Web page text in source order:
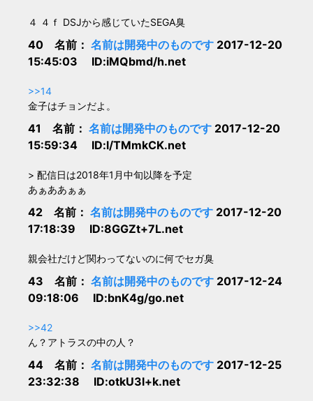
４ ４ｆ DSJから感じていたSEGA臭
40 名前： 名前は開発中のものです 2017-12-20
15:45:03 ID:iMQbmd/h.net
>>14
金子はチョンだよ。
41 名前： 名前は開発中のものです 2017-12-20
15:59:34 ID:l/TMmkCK.net
> 配信日は2018年1月中旬以降を予定
あぁああぁぁ
42 名前： 名前は開発中のものです 2017-12-20
17:18:39 ID:8GGZt+7L.net
親会社だけど関わってないのに何でセガ臭
43 名前： 名前は開発中のものです 2017-12-24
09:18:06 ID:bnK4g/go.net
>>42
ん？アトラスの中の人？
44 名前： 名前は開発中のものです 2017-12-25
23:32:38 ID:otkU3l+k.net